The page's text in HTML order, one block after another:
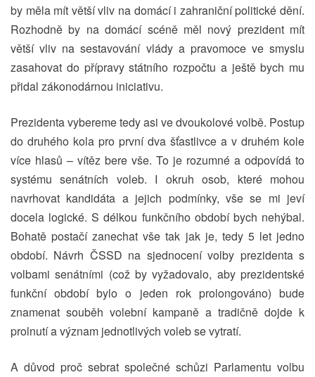
by měla mít větší vliv na domácí i zahraniční politické dění.
Rozhodně by na domácí scéně měl nový prezident mít
větší vliv na sestavování vlády a pravomoce ve smyslu
zasahovat do přípravy státního rozpočtu a ještě bych mu
přidal zákonodárnou iniciativu.
Prezidenta vybereme tedy asi ve dvoukolové volbě. Postup
do druhého kola pro první dva šťastlivce a v druhém kole
více hlasů – vítěz bere vše. To je rozumné a odpovídá to
systému senátních voleb. I okruh osob, které mohou
navrhovat kandidáta a jejich podmínky, vše se mi jeví
docela logické. S délkou funkčního období bych nehýbal.
Bohatě postačí zanechat vše tak jak je, tedy 5 let jedno
období. Návrh ČSSD na sjednocení volby prezidenta s
volbami senátními (což by vyžadovalo, aby prezidentské
funkční období bylo o jeden rok prolongováno) bude
znamenat souběh volební kampaně a tradičně dojde k
prolnutí a význam jednotlivých voleb se vytratí.
A důvod proč sebrat společné schůzi Parlamentu volbu